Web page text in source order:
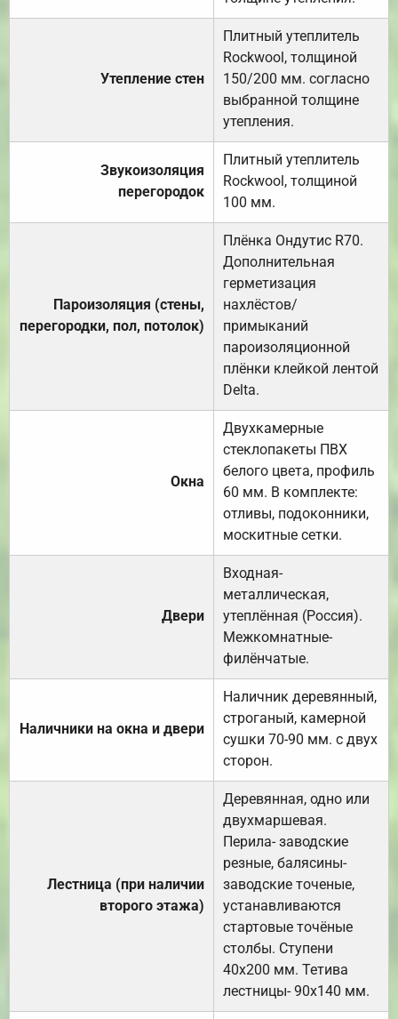
Утепление стен
Плитный утеплитель
Rockwool, толщиной
150/200 мм. согласно
выбранной толщине
утепления.
Звукоизоляция
перегородок
Плитный утеплитель
Rockwool, толщиной
100 мм.
Пароизоляция (стены,
перегородки, пол, потолок)
Плёнка Ондутис R70.
Дополнительная
герметизация
нахлёстов/
примыканий
пароизоляционной
плёнки клейкой лентой
Delta.
Окна
Двухкамерные
стеклопакеты ПВХ
белого цвета, профиль
60 мм. В комплекте:
отливы, подоконники,
москитные сетки.
Двери
Входная-
металлическая,
утеплённая (Россия).
Межкомнатные-
филёнчатые.
Наличники на окна и двери
Наличник деревянный,
строганый, камерной
сушки 70-90 мм. с двух
сторон.
Лестница (при наличии
второго этажа)
Деревянная, одно или
двухмаршевая.
Перила- заводские
резные, балясины-
заводские точеные,
устанавливаются
стартовые точёные
столбы. Ступени
40х200 мм. Тетива
лестницы- 90х140 мм.